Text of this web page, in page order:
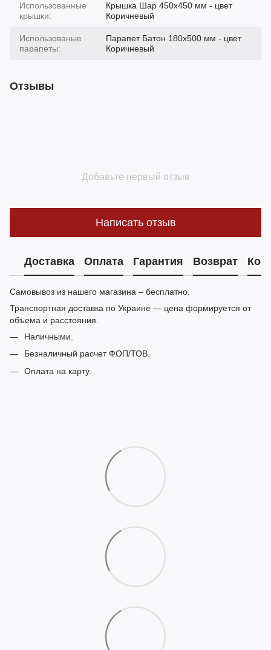
Использованные
крышки:
Крышка Шар 450х450 мм - цвет
Коричневый
Использованые
парапеты:
Парапет Батон 180х500 мм - цвет
Коричневый
Отзывы
Добавьте первый отзыв
Написать отзыв
Доставка Оплата Гарантия Возврат
Самовывоз из нашего магазина – бесплатно.
Транспортная доставка по Украине — цена формируется от
объема и расстояния.
Наличными.
Безналичный расчет ФОП/ТОВ.
Оплата на карту.